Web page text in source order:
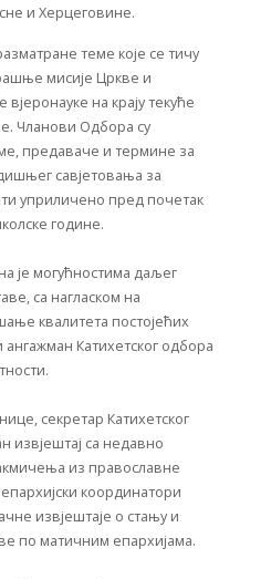
и Херцеговине.
теме које се тичу
мисије Цркве и
на крају текуће
Чланови Одбора су
предаваче и термине за
савјетовања за
уприличено пред почетак
године.
је могућностима даљег
са нагласком на
квалитета постојећих
Катихетског одбора
секретар Катихетског
извјештај са недавно
из православне
епархијски координатори
извјештаје о стању и
по матичним епархијама.